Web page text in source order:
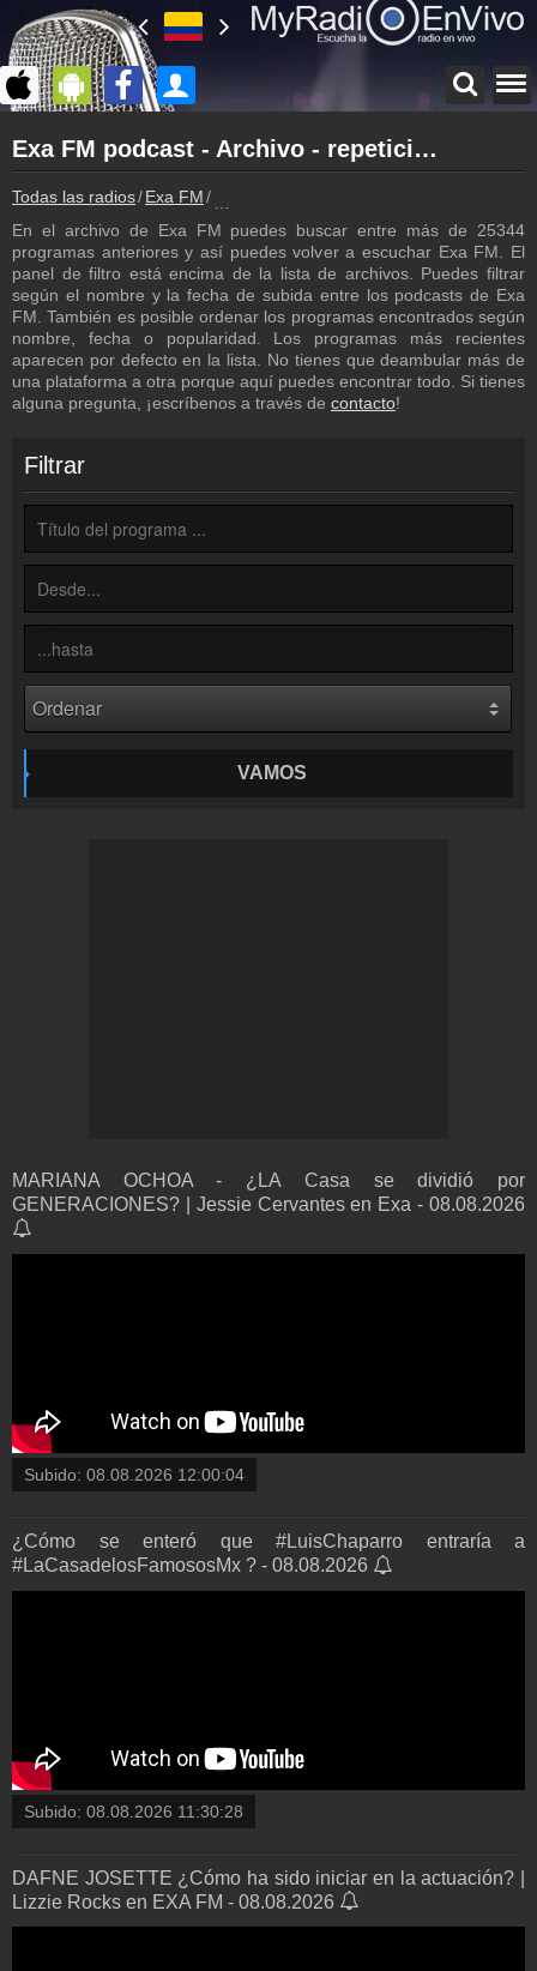
myradioenvivo.mx
Exa FM
Atrás a la página de Exa FM
Inicio de sesión
¡Crea una cuenta propia!
Lista de canciones
Descubre lo que ha sonado hasta ahora
Emisoras
Exa FM frecuencia
Los programas de Exa FM
Cámara de web
Exa FM cámara de web, transmisión en vivo
Contacto
¡Escríbenos!
Colaboración
¡Envía tu radio!
Inserción de la radio
Inclúyelo a tu sitio web
Exa FM podcast - Archivo - repetición de los programas
Todas las radios Exa FM
En el archivo de Exa FM puedes buscar entre más de 25344
programas anteriores y así puedes volver a escuchar Exa FM. El
panel de filtro está encima de la lista de archivos. Puedes filtrar
según el nombre y la fecha de subida entre los podcasts de Exa
FM. También es posible ordenar los programas encontrados según
nombre, fecha o popularidad. Los programas más recientes
aparecen por defecto en la lista. No tienes que deambular más de
una plataforma a otra porque aquí puedes encontrar todo. Si tienes
alguna pregunta, ¡escríbenos a través de contacto!
Filtrar
VAMOS
MARIANA OCHOA - ¿LA Casa se dividió por
GENERACIONES? | Jessie Cervantes en Exa - 08.08.2026
Subido: 08.08.2026 12:00:04
¿Cómo se enteró que #LuisChaparro entraría a
#LaCasadelosFamososMx ? - 08.08.2026
Subido: 08.08.2026 11:30:28
DAFNE JOSETTE ¿Cómo ha sido iniciar en la actuación? |
Lizzie Rocks en EXA FM - 08.08.2026